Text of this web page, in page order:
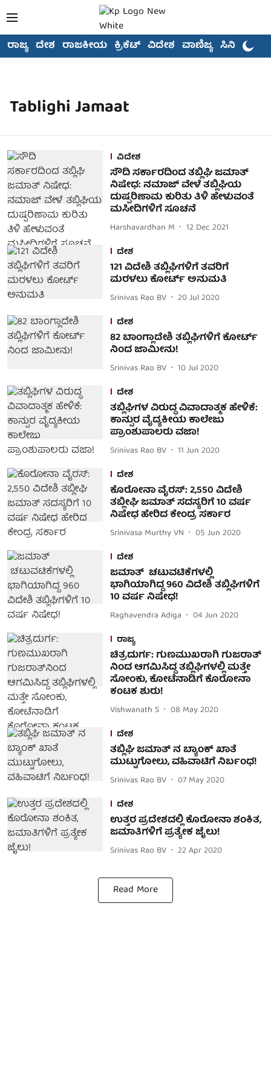
ರಾಜ್ಯ ದೇಶ ರಾಜಕೀಯ ಕ್ರಿಕೆಟ್ ವಿದೇಶ ವಾಣಿಜ್ಯ ಸಿನಿಮಾ
Tablighi Jamaat
ವಿದೇಶ
ಸೌದಿ ಸರ್ಕಾರದಿಂದ ತಬ್ಲಿಘಿ ಜಮಾತ್
ನಿಷೇಧ: ನಮಾಜ್ ವೇಳೆ ತಬ್ಲಿಘಿಯ
ದುಷ್ಪರಿಣಾಮ ಕುರಿತು ತಿಳಿ ಹೇಳುವಂತೆ
ಮಸೀದಿಗಳಿಗೆ ಸೂಚನೆ
Harshavardhan M
12 Dec 2021
ದೇಶ
121 ವಿದೇಶಿ ತಬ್ಲಿಘಿಗಳಿಗೆ ತವರಿಗೆ
ಮರಳಲು ಕೋರ್ಟ್ ಅನುಮತಿ
Srinivas Rao BV
20 Jul 2020
ದೇಶ
82 ಬಾಂಗ್ಲಾದೇಶಿ ತಬ್ಲಿಘಿಗಳಿಗೆ ಕೋರ್ಟ್
ನಿಂದ ಜಾಮೀನು!
Srinivas Rao BV
10 Jul 2020
ದೇಶ
ತಬ್ಲಿಘಿಗಳ ವಿರುದ್ಧ ವಿವಾದಾತ್ಮಕ ಹೇಳಿಕೆ:
ಕಾನ್ಪುರ ವೈದ್ಯಕೀಯ ಕಾಲೇಜು
ಪ್ರಾಂಶುಪಾಲರು ವಜಾ!
Srinivas Rao BV
11 Jun 2020
ದೇಶ
ಕೊರೋನಾ ವೈರಸ್: 2,550 ವಿದೇಶಿ
ತಬ್ಲೀಘಿ ಜಮಾತ್ ಸದಸ್ಯರಿಗೆ 10 ವರ್ಷ
ನಿಷೇಧ ಹೇರಿದ ಕೇಂದ್ರ ಸರ್ಕಾರ
Srinivasa Murthy VN
05 Jun 2020
ದೇಶ
ಜಮಾತ್ ಚಟುವಟಿಕೆಗಳಲ್ಲಿ
ಭಾಗಿಯಾಗಿದ್ದ 960 ವಿದೇಶಿ ತಬ್ಲಿಘಿಗಳಿಗೆ
10 ವರ್ಷ ನಿಷೇಧ!
Raghavendra Adiga
04 Jun 2020
ರಾಜ್ಯ
ಚಿತ್ರದುರ್ಗ: ಗುಣಮುಖರಾಗಿ ಗುಜರಾತ್​
ನಿಂದ ಆಗಮಿಸಿದ್ದ ತಬ್ಲಿಘಿಗಳಲ್ಲಿ ಮತ್ತೇ
ಸೋಂಕು, ಕೋಟೆನಾಡಿಗೆ ಕೊರೋನಾ
ಕಂಟಕ ಶುರು!
Vishwanath S
08 May 2020
ದೇಶ
ತಬ್ಲಿಘಿ ಜಮಾತ್ ನ ಬ್ಯಾಂಕ್ ಖಾತೆ
ಮುಟ್ಟುಗೋಲು, ವಹಿವಾಟಿಗೆ ನಿರ್ಬಂಧ!
Srinivas Rao BV
07 May 2020
ದೇಶ
ಉತ್ತರ ಪ್ರದೇಶದಲ್ಲಿ ಕೊರೋನಾ ಶಂಕಿತ,
ಜಮಾತಿಗಳಿಗೆ ಪ್ರತ್ಯೇಕ ಜೈಲು!
Srinivas Rao BV 22 Apr 2020
Read More